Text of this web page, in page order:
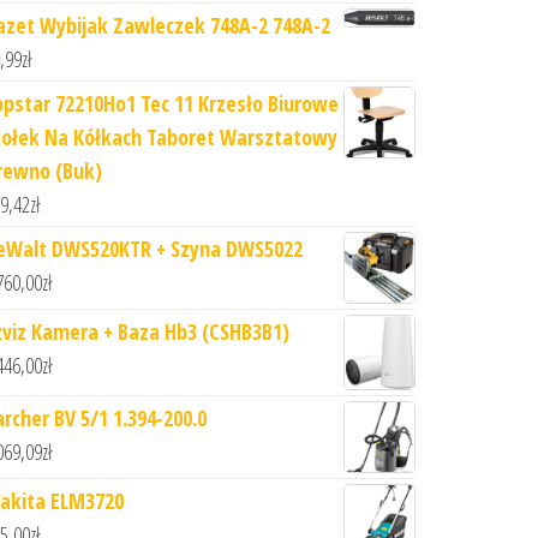
Wybijak Zawleczek 748A-2 748A-2
zł
72210Ho1 Tec 11 Krzesło Biurowe
Na Kółkach Taboret Warsztatowy
(Buk)
zł
DWS520KTR + Szyna DWS5022
zł
Kamera + Baza Hb3 (CSHB3B1)
zł
BV 5/1 1.394-200.0
zł
ELM3720